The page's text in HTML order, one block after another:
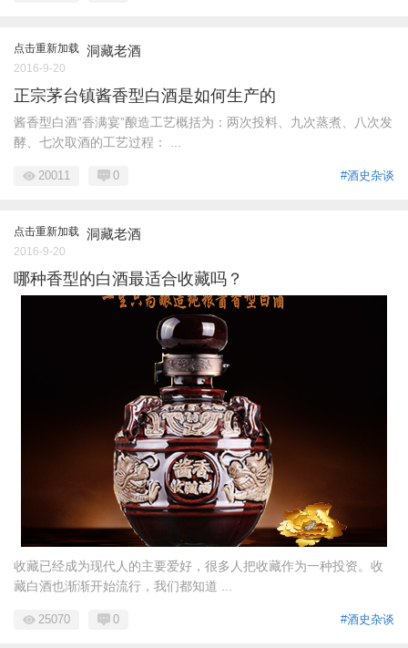
点击重新加载 洞藏老酒
2016-9-20
正宗茅台镇酱香型白酒是如何生产的
酱香型白酒“香满宴”酿造工艺概括为：两次投料、九次蒸煮、八次发
酵、七次取酒的工艺过程： ...
#酒史杂谈
20011 0
点击重新加载 洞藏老酒
2016-9-20
哪种香型的白酒最适合收藏吗？
收藏已经成为现代人的主要爱好，很多人把收藏作为一种投资。收
藏白酒也渐渐开始流行，我们都知道 ...
#酒史杂谈
25070 0